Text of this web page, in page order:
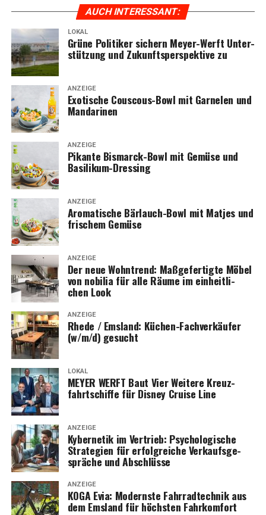
AUCH INTER­ES­SANT:
LOKAL
Grü­ne Poli­ti­ker sichern Mey­er-Werft Unter­
stüt­zung und Zukunfts­per­spek­ti­ve zu
ANZEIGE
Exo­ti­sche Cous­cous-Bowl mit Gar­ne­len und
Mandarinen
ANZEIGE
Pikan­te Bis­marck-Bowl mit Gemü­se und
Basilikum-Dressing
ANZEIGE
Aro­ma­ti­sche Bär­lauch-Bowl mit Mat­jes und
fri­schem Gemüse
ANZEIGE
Der neue Wohn­trend: Maß­ge­fer­tig­te Möbel
von nobi­lia für alle Räu­me im ein­heit­li­
chen Look
ANZEIGE
Rhe­de / Ems­land: Küchen-Fach­ver­käu­fer
(w/m/d) gesucht
LOKAL
MEYER WERFT Baut Vier Wei­te­re Kreuz­
fahrt­schif­fe für Dis­ney Crui­se Line
ANZEIGE
Kyber­ne­tik im Ver­trieb: Psy­cho­lo­gi­sche
Stra­te­gien für erfolg­rei­che Ver­kaufs­ge­
sprä­che und Abschlüsse
ANZEIGE
KOGA Evia: Moderns­te Fahr­rad­tech­nik aus
dem Ems­land für höchs­ten Fahrkomfort